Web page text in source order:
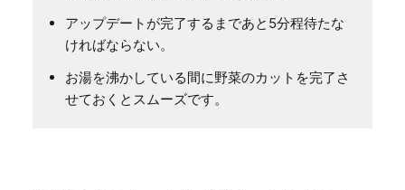
アップデートが完了するまであと5分程待たな
ければならない。
お湯を沸かしている間に野菜のカットを完了さ
せておくとスムーズです。